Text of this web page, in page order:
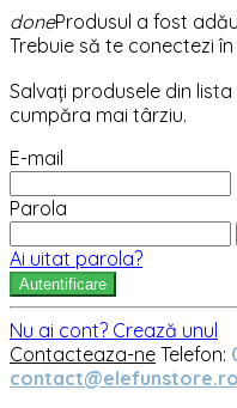
doneProdusul a fost
Trebuie să te conectezi
Salvați produsele din
cumpăra mai târziu.
E-mail
Parola
Ai uitat parola?
Autentificare
Nu ai cont? Crează unul
Contacteaza-ne Telefon:
contact@elefunstore.ro